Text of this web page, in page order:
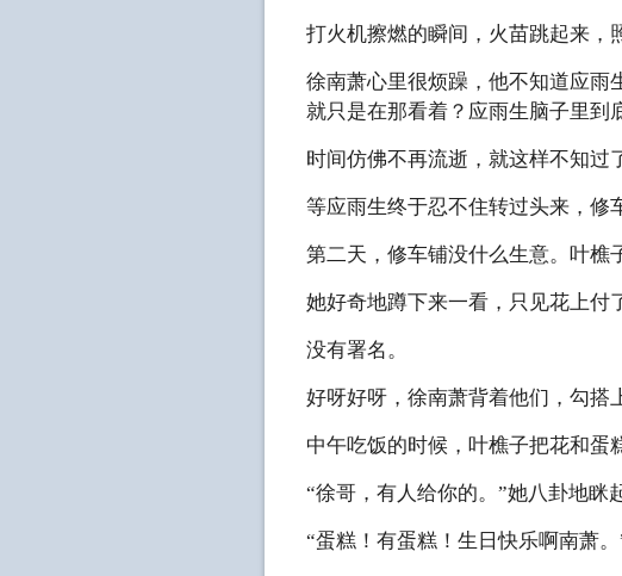
打火机擦燃的瞬间，火苗跳起来，
徐南萧心里很烦躁，他不知道应雨
就只是在那看着？应雨生脑子里到
时间仿佛不再流逝，就这样不知过
等应雨生终于忍不住转过头来，修
第二天，修车铺没什么生意。叶樵
她好奇地蹲下来一看，只见花上付
没有署名。
好呀好呀，徐南萧背着他们，勾搭
中午吃饭的时候，叶樵子把花和蛋
“徐哥，有人给你的。”她八卦地眯
“蛋糕！有蛋糕！生日快乐啊南萧。